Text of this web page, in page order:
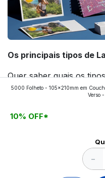
Os principais tipos de
Quer saber quais os
aplicados nos
continue a leitura que
5000 Folheto - 105x210mm em
Verso
10% OFF*
−